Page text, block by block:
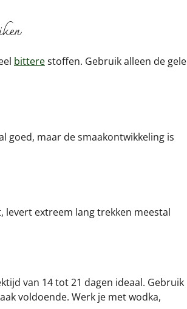
bitterestoffen. Gebruik alleen de gele
goed, maar de smaakontwikkeling is
extreem lang trekken meestal
van 14 tot 21 dagen ideaal. Gebruik
voldoende. Werk je met wodka,